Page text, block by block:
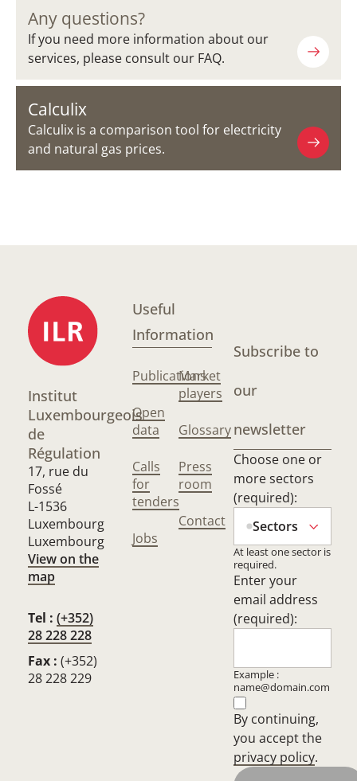
Any questions?
If you need more information about our
services, please consult our FAQ.
Calculix
Calculix is a comparison tool for electricity
and natural gas prices.
Institut
Luxembourgeois
de
Régulation
17, rue du
Fossé
L-1536
Luxembourg
Luxembourg
View on the
map
Tel : (+352)
28 228 228
Fax : (+352)
28 228 229
Useful
Information
Publications
Open
data
Calls
for
tenders
Jobs
Market
players
Glossary
Press
room
Contact
Subscribe to
our
newsletter
Choose one or
more sectors
(required):
Sectors
At least one sector is
required.
Enter your
email address
(required):
Example :
name@domain.com
By continuing,
you accept the
privacy policy.